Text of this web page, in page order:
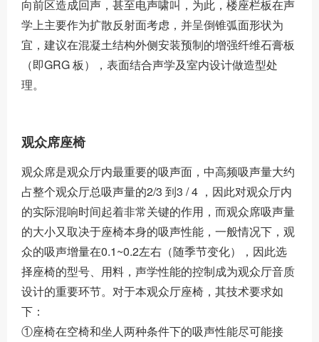
向前区造成回声，甚至电声啸叫，为此，楼座栏板在声
学上主要作为扩散反射面考虑，并呈倒锥弧面形状为
宜，建议在混凝土结构外侧安装预制的增强纤维石膏板
（即GRG 板），表面结合声学及室内设计做造型处
理。
观众席座椅
观众席是观众厅内最重要的吸声面，中高频吸声量大约
占整个观众厅总吸声量的2/3 到3 / 4 ，因此对观众厅内
的实际混响时间起着非常关键的作用，而观众席吸声量
的大小又取决于座椅本身的吸声性能，一般情况下，观
众的吸声增量在0.1~0.2左右（随季节变化），因此选
择座椅的型号、用料，声学性能的控制成为观众厅音质
设计的重要环节。对于本观众厅座椅，其技术要求如
下：
①座椅在空椅和坐人两种条件下的吸声性能尽可能接